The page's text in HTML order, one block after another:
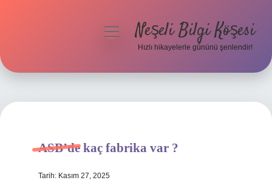
Hakkımızda
menüyüNeşeli Bilgi Köşesi
Hızlı hikayelerle gününü şenlendir!
ASB’de kaç fabrika var ?
Tarih: Kasım 27, 2025